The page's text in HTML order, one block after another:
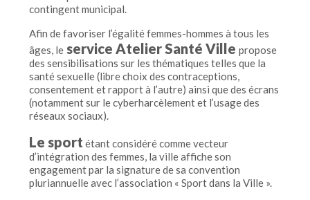
contingent municipal.
Afin de favoriser l’égalité femmes-hommes à tous les
âges, le service Atelier Santé Ville propose
des sensibilisations sur les thématiques telles que la
santé sexuelle (libre choix des contraceptions,
consentement et rapport à l’autre) ainsi que des écrans
(notamment sur le cyberharcèlement et l’usage des
réseaux sociaux).
Le sport étant considéré comme vecteur
d’intégration des femmes, la ville affiche son
engagement par la signature de sa convention
pluriannuelle avec l’association « Sport dans la Ville ».